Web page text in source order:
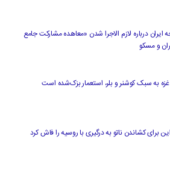
ایران درباره لازم‌ الاجرا شدن «معاهده مشارکت جامع
و مسکو
به سبک کوشنر و بلر، استعمار بزک‌شده است
برای کشاندن ناتو به درگیری با روسیه را فاش کرد